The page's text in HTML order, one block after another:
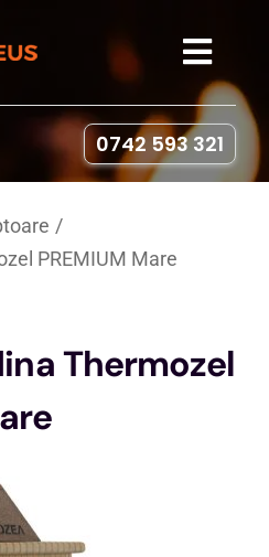
0742 593 321
PREMIUM Mare
Thermozel